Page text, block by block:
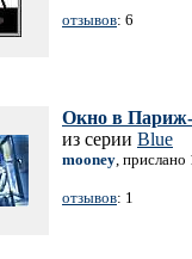
отзывов: 6
Окно в
из серии Blue
mooney,
отзывов: 1